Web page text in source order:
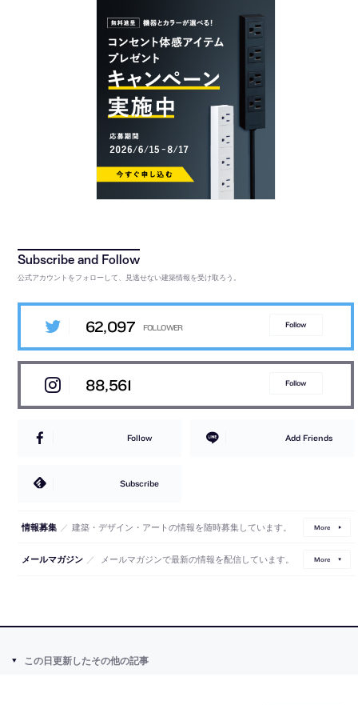
公式アカウントをフォローして、見逃せない建築情報を受け取ろう。
62,097 Follow
88,561 Follow
Follow Add Friends
Subscribe
情報募集 ／ 建築・デザイン・アートの情報を随時募集しています。 More
メールマガジン ／ メールマガジンで最新の情報を配信しています。 More
この日更新したその他の記事